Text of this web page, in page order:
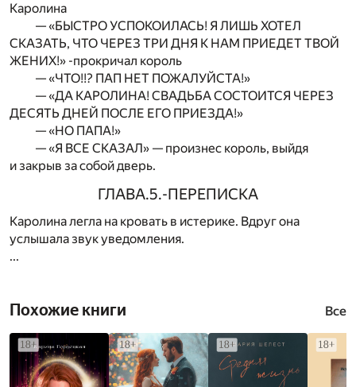
Каролина
— «БЫСТРО УСПОКОИЛАСЬ! Я ЛИШЬ ХОТЕЛ
СКАЗАТЬ, ЧТО ЧЕРЕЗ ТРИ ДНЯ К НАМ ПРИЕДЕТ ТВОЙ
ЖЕНИХ!» -прокричал король
— «ЧТО!!? ПАП НЕТ ПОЖАЛУЙСТА!»
— «ДА КАРОЛИНА! СВАДЬБА СОСТОИТСЯ ЧЕРЕЗ
ДЕСЯТЬ ДНЕЙ ПОСЛЕ ЕГО ПРИЕЗДА!»
— «НО ПАПА!»
— «Я ВСЕ СКАЗАЛ» — произнес король, выйдя
и закрыв за собой дверь.
ГЛАВА.5.-ПЕРЕПИСКА
Каролина легла на кровать в истерике. Вдруг она
услышала звук уведомления.
...
Похожие книги Все